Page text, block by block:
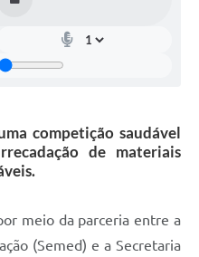
competição saudável
de materiais
meio da parceria entre a
(Semed) e a Secretaria